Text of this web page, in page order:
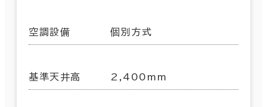
空調設備 個別方式
基準天井高 2,400mm